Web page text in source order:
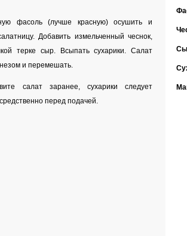
фасоль (лучше красную) осушить и
Добавить измельченный чеснок,
терке сыр. Всыпать сухарики. Салат
и перемешать.
салат заранее, сухарики следует
перед подачей.